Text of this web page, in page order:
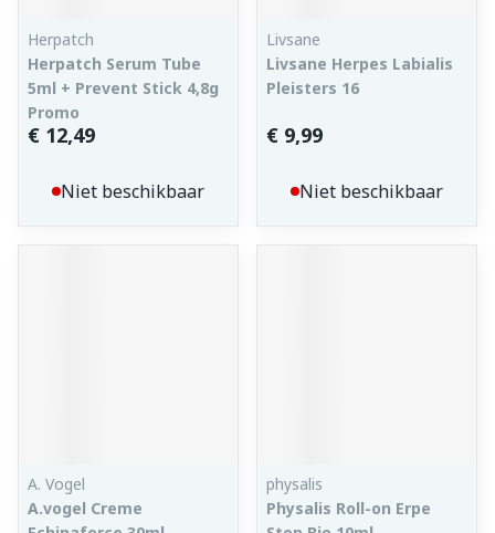
Herpatch
Herpatch Serum Tube
5ml + Prevent Stick 4,8g
Promo
€ 12,49
Niet beschikbaar
Livsane
Livsane Herpes Labialis
Pleisters 16
€ 9,99
Niet beschikbaar
A. Vogel
A.vogel Creme
physalis
Physalis Roll-on Erpe